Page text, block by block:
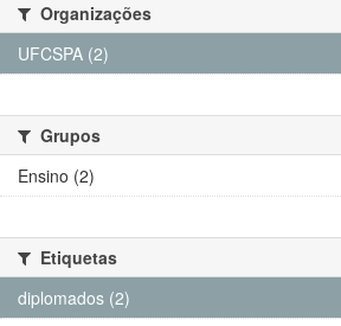
Organizações
UFCSPA (2)
Grupos
Ensino (2)
Etiquetas
diplomados (2)